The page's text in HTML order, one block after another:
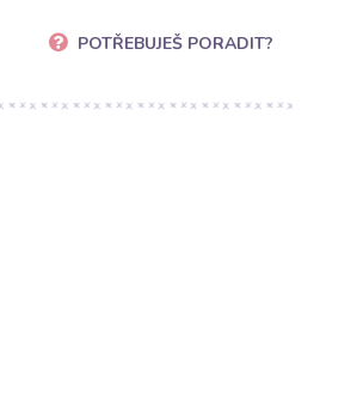
POTŘEBUJEŠ PORADIT?